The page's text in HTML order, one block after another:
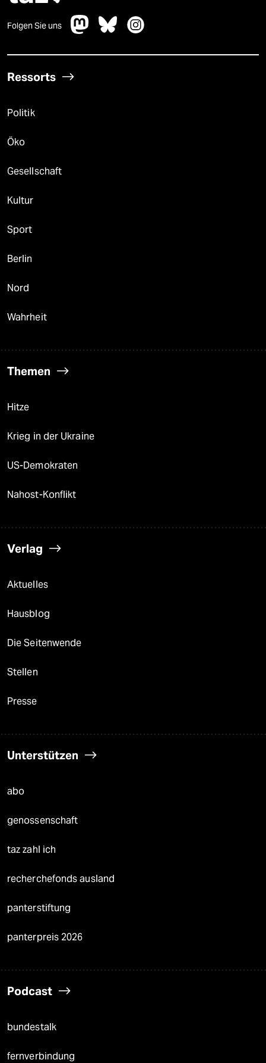
Folgen Sie uns
Ressorts
Politik
Öko
Gesellschaft
Kultur
Sport
Berlin
Nord
Wahrheit
Themen
Hitze
Krieg in der Ukraine
US-Demokraten
Nahost-Konflikt
Verlag
Aktuelles
Hausblog
Die Seitenwende
Stellen
Presse
Unterstützen
abo
genossenschaft
taz zahl ich
recherchefonds ausland
panterstiftung
panterpreis 2026
Podcast
bundestalk
fernverbindung